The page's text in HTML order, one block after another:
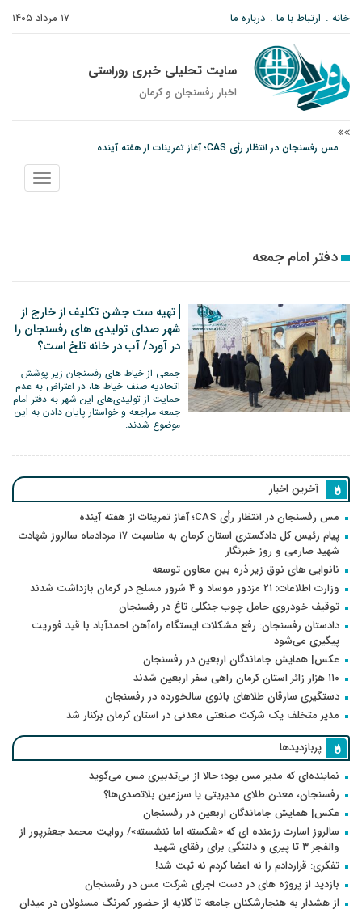
۱۷ مرداد ۱۴۰۵ خانه ارتباط با ما درباره ما
سایت تحلیلی خبری روراستی
اخبار رفسنجان و كرمان
مس رفسنجان در انتظار رأی CAS؛ آغاز تمرینات از هفته آینده
پیام رئیس کل دادگستری استان کرمان به مناسبت ۱۷ مردادماه سالروز شهادت شهید
نمایش
منو
دفتر امام جمعه
تهیه ست جشن تکلیف از خارج از
شهر صدای تولیدی های رفسنجان را
در آورد/ آب در خانه تلخ است؟
جمعی از خیاط های رفسنجان زیر پوشش
اتحادیه صنف خیاط ها، در اعتراض به عدم
حمایت از تولیدی‌های این شهر به دفتر امام
جمعه مراجعه و خواستار پایان دادن به این
موضوع شدند.
آخرین اخبار
مس رفسنجان در انتظار رأی CAS؛ آغاز تمرینات از هفته آینده
پیام رئیس کل دادگستری استان کرمان به مناسبت ۱۷ مردادماه سالروز شهادت
شهید صارمی و روز خبرنگار
نانوایی های نوق زیر ذره بین معاون توسعه
وزارت اطلاعات: ۲۱ مزدور موساد و ۴ شرور مسلح در کرمان بازداشت شدند
توقیف خودروی حامل چوب جنگلی تاغ در رفسنجان
دادستان رفسنجان: رفع مشکلات ایستگاه راه‌آهن احمدآباد با قید فوریت
پیگیری می‌شود
عکس| همایش جاماندگان اربعین در رفسنجان
۱۱۰ هزار زائر استان کرمان راهی سفر اربعین شدند
دستگیری سارقان طلاهای بانوی سالخورده در رفسنجان
مدیر متخلف یک شرکت صنعتی معدنی در استان کرمان برکنار شد
پربازدیدها
نماینده‌ای که مدیر مس بود؛ حالا از بی‌تدبیری مس می‌گوید
رفسنجان، معدن طلای مدیریتی یا سرزمین بلاتصدی‌ها؟
عکس| همایش جاماندگان اربعین در رفسنجان
سالروز اسارت رزمنده ای که «شکسته اما ننشسته»/ روایت محمد جعفرپور از
والفجر ۳ تا پیری و دلتنگی برای رفقای شهید
تفکری: قراردادم را نه امضا کردم نه ثبت شد!
بازدید از پروژه های در دست اجرای شرکت مس در رفسنجان
از هشدار به هنجارشکنان جامعه تا گلایه از حضور کمرنگ مسئولان در میدان